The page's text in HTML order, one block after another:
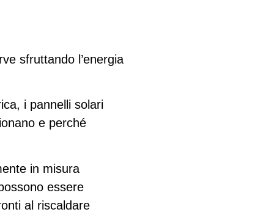
sfruttando l’energia
i pannelli solari
e perché
in misura
essere
al riscaldare